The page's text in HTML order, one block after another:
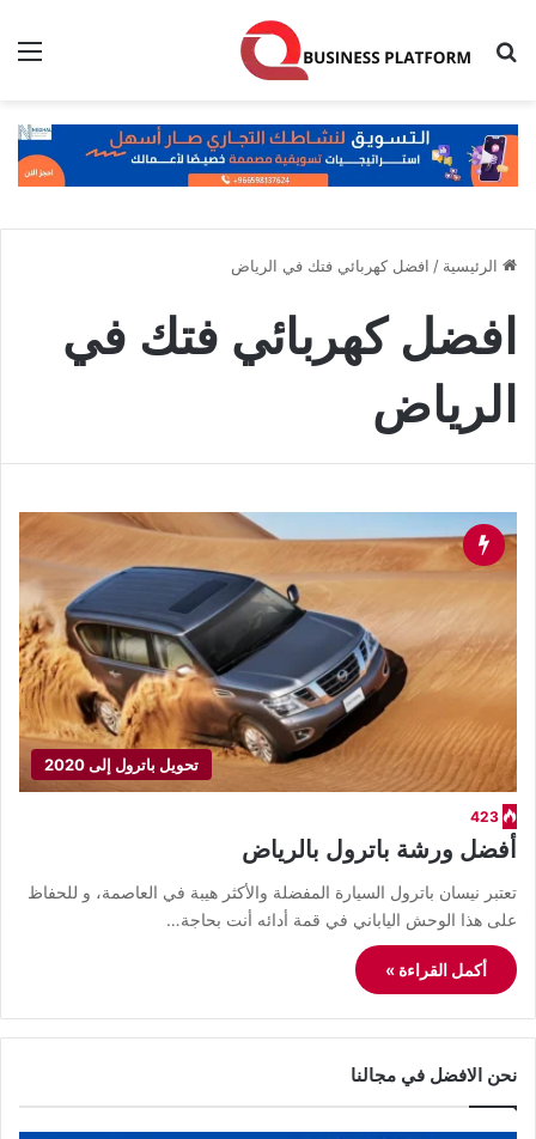
بحث عن
الرئيسية / افضل كهربائي فتك في الرياض
افضل كهربائي فتك في
الرياض
تحويل باترول إلى 2020
423
أفضل ورشة باترول بالرياض
​تعتبر نيسان باترول السيارة المفضلة والأكثر هيبة في العاصمة، و للحفاظ
على هذا الوحش الياباني في قمة أدائه أنت بحاجة…
أكمل القراءة »
نحن الافضل في مجالنا